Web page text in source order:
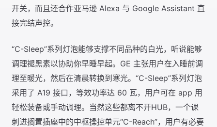
开关，而且还合作亚马逊 Alexa 与 Google Assistant 直
接完结声控。
“C-Sleep”系列灯泡能够支撑不同品种的白光，听说能够
调理褪黑素以协助你早睡早起。GE 主张用户在入睡前调
理至暖光，然后在清晨转换到寒光。“C-Sleep”系列灯泡
采用了 A19 接口，等效功率达 60 瓦，用户可在 app 用
轻松装备或手动调理。当然这些都离不开HUB，一个课
刺进搁置插座中的中枢操控单元“C-Reach”，用户有必要